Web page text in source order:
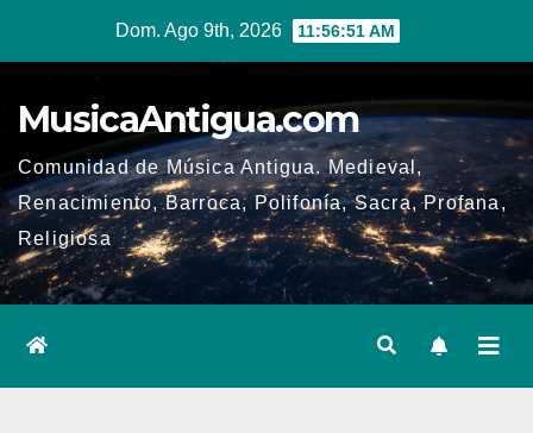
Dom. Ago 9th, 2026 11:56:52 AM
MusicaAntigua.com
Comunidad de Música Antigua. Medieval,
Renacimiento, Barroca, Polifonía, Sacra, Profana,
Religiosa